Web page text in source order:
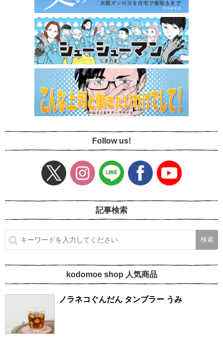
Follow us!
記事検索
kodomoe shop 人気商品
ノラネコぐんだん タンブラー うみ